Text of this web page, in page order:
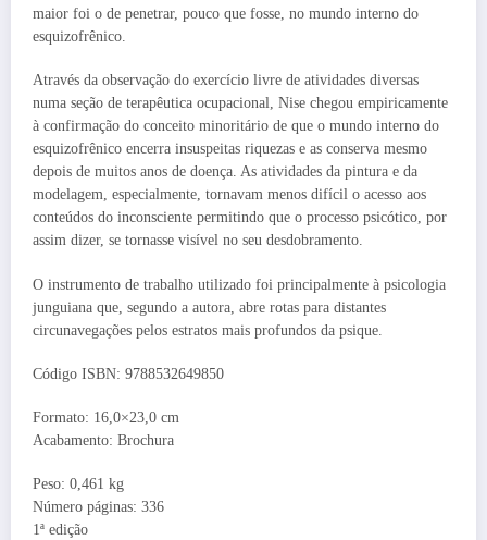
maior foi o de penetrar, pouco que fosse, no mundo interno do
esquizofrênico.
Através da observação do exercício livre de atividades diversas
numa seção de terapêutica ocupacional, Nise chegou empiricamente
à confirmação do conceito minoritário de que o mundo interno do
esquizofrênico encerra insuspeitas riquezas e as conserva mesmo
depois de muitos anos de doença. As atividades da pintura e da
modelagem, especialmente, tornavam menos difícil o acesso aos
conteúdos do inconsciente permitindo que o processo psicótico, por
assim dizer, se tornasse visível no seu desdobramento.
O instrumento de trabalho utilizado foi principalmente à psicologia
junguiana que, segundo a autora, abre rotas para distantes
circunavegações pelos estratos mais profundos da psique.
Código ISBN: 9788532649850
Formato: 16,0×23,0 cm
Acabamento: Brochura
Peso: 0,461 kg
Número páginas: 336
1ª edição